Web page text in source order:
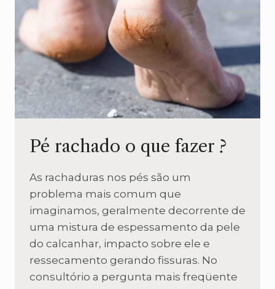
Pé rachado o que fazer ?
As rachaduras nos pés são um
problema mais comum que
imaginamos, geralmente decorrente de
uma mistura de espessamento da pele
do calcanhar, impacto sobre ele e
ressecamento gerando fissuras. No
consultório a pergunta mais freqüente